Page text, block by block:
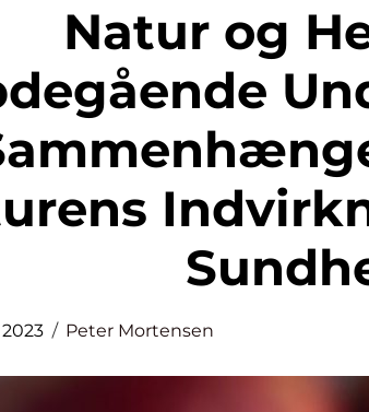
Natur og Helse: En
Peter Mortensen